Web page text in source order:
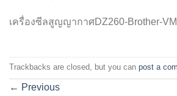
เครื่องซีลสูญญากาศDZ260-Brother-
Trackbacks are closed, but you can post a
← Previous